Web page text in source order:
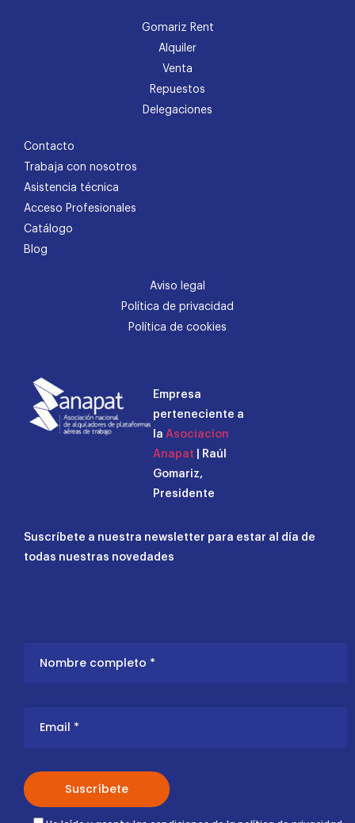
Gomariz Rent
Alquiler
Venta
Repuestos
Delegaciones
Contacto
Trabaja con nosotros
Asistencia técnica
Acceso Profesionales
Catálogo
Blog
Aviso legal
Política de privacidad
Política de cookies
Empresa
perteneciente a
la Asociacion
Anapat | Raúl
Gomariz,
Presidente
Suscríbete a nuestra newsletter para estar al día de
todas nuestras novedades